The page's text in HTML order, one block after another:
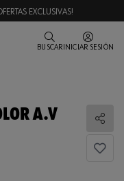
EXCLUSIVAS!
BUSCAR INICIAR SESIÓN
A.V